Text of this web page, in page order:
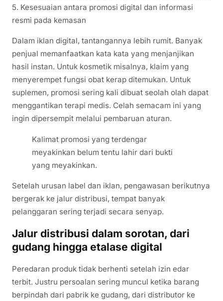
5. Kesesuaian antara promosi digital dan informasi
resmi pada kemasan
Dalam iklan digital, tantangannya lebih rumit. Banyak
penjual memanfaatkan kata kata yang menjanjikan
hasil instan. Untuk kosmetik misalnya, klaim yang
menyerempet fungsi obat kerap ditemukan. Untuk
suplemen, promosi sering kali dibuat seolah olah dapat
menggantikan terapi medis. Celah semacam ini yang
ingin dipersempit melalui pembaruan aturan.
Kalimat promosi yang terdengar
meyakinkan belum tentu lahir dari bukti
yang meyakinkan.
Setelah urusan label dan iklan, pengawasan berikutnya
bergerak ke jalur distribusi, tempat banyak
pelanggaran sering terjadi secara senyap.
Jalur distribusi dalam sorotan, dari
gudang hingga etalase digital
Peredaran produk tidak berhenti setelah izin edar
terbit. Justru persoalan sering muncul ketika barang
berpindah dari pabrik ke gudang, dari distributor ke